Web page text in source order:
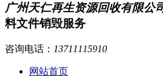
广州天仁再生资源回收有限公
料文件销毁服务
咨询电话： 13711115910
网站首页